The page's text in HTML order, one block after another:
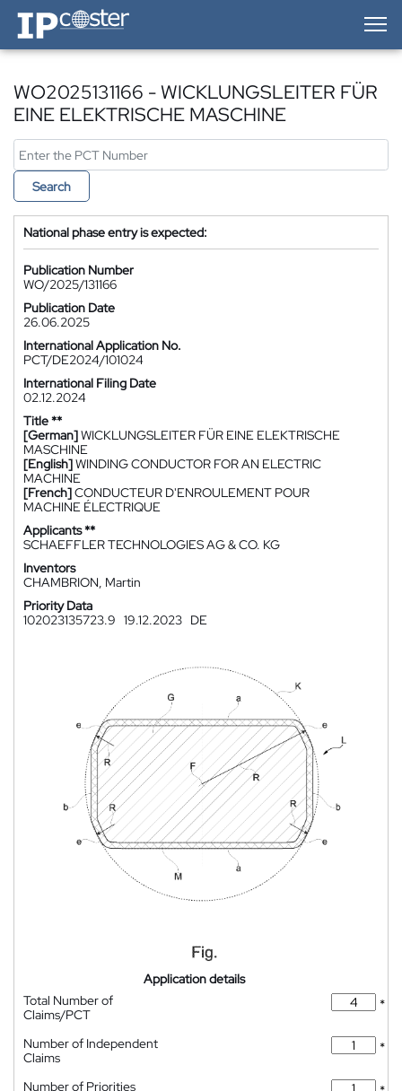
IP-Coster — Home
WO2025131166 - WICKLUNGSLEITER FÜR
EINE ELEKTRISCHE MASCHINE
Search
National phase entry is expected:
Publication Number
WO/2025/131166
Publication Date
26.06.2025
International Application No.
PCT/DE2024/101024
International Filing Date
02.12.2024
Title **
[German]WICKLUNGSLEITER FÜR EINE ELEKTRISCHE
MASCHINE
[English]WINDING CONDUCTOR FOR AN ELECTRIC
MACHINE
[French]CONDUCTEUR D'ENROULEMENT POUR
MACHINE ÉLECTRIQUE
Applicants **
SCHAEFFLER TECHNOLOGIES AG & CO. KG
Inventors
CHAMBRION, Martin
Priority Data
102023135723.9 19.12.2023 DE
Application details
Total Number of
Claims/PCT
*
Number of Independent
Claims
*
Number of Priorities